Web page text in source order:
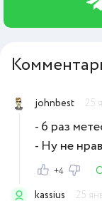
johnbest 25
- 6 раз
- Ну не
+4
kassius
25